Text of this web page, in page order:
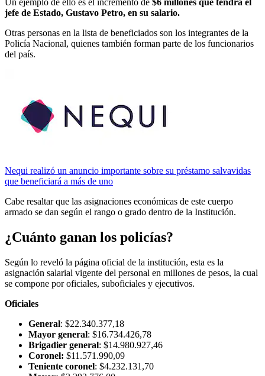
Un ejemplo de ello es el incremento de $6 millones que tendrá el
jefe de Estado, Gustavo Petro, en su salario.
Otras personas en la lista de beneficiados son los integrantes de la
Policía Nacional, quienes también forman parte de los funcionarios
del país.
Nequi realizó un anuncio importante sobre su préstamo salvavidas
que beneficiará a más de uno
Cabe resaltar que las asignaciones económicas de este cuerpo
armado se dan según el rango o grado dentro de la Institución.
¿Cuánto ganan los policías?
Según lo reveló la página oficial de la institución, esta es la
asignación salarial vigente del personal en millones de pesos, la cual
se compone por oficiales, suboficiales y ejecutivos.
Oficiales
General: $22.340.377,18
Mayor general: $16.734.426,78
Brigadier general: $14.980.927,46
Coronel: $11.571.990,09
Teniente coronel: $4.232.131,70